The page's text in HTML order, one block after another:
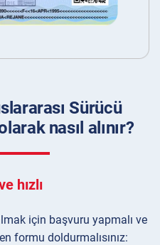
Sürücü
nasıl alınır?
hızlı
için başvuru yapmalı ve
formu doldurmalısınız: